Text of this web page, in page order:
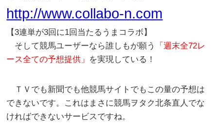
http://www.collabo-n.com
【3連単が3回に1回当たるうまコラボ】
そして競馬ユーザーなら誰しもが願う
「週末全72レ
ース全ての予想提供」 を実現している！
ＴＶでも新聞でも他競馬サイトでもこの量の予想は
できないです。これはまさに競馬ヲタク北条直人でな
ければできないサービスですね。